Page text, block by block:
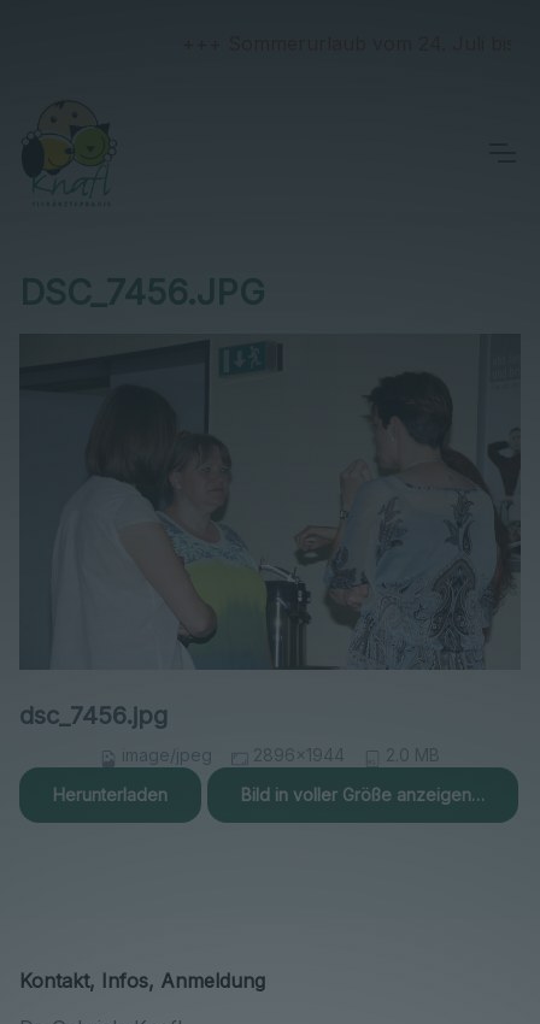
DSC_7456.JPG
dsc_7456.jpg
image/jpeg 2896x1944
2.0 MB
Herunterladen
Bild in voller Größe anzeigen…
Kontakt, Infos, Anmeldung